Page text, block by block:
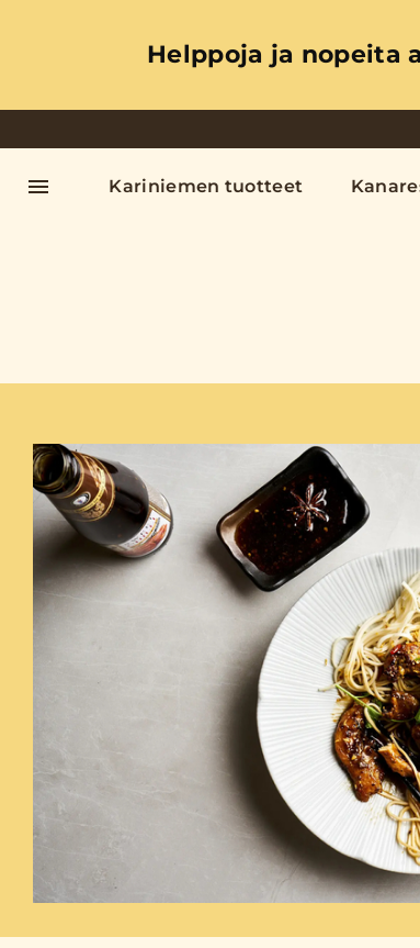
Helppoja ja nopeita
Kariniemen tuotteet